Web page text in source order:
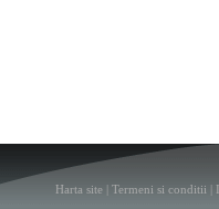
Harta site Termeni si conditii